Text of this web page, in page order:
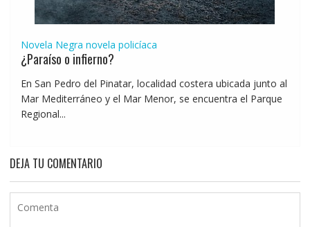
Novela Negra novela policíaca
¿Paraíso o infierno?
En San Pedro del Pinatar, localidad costera ubicada junto al
Mar Mediterráneo y el Mar Menor, se encuentra el Parque
Regional...
DEJA TU COMENTARIO